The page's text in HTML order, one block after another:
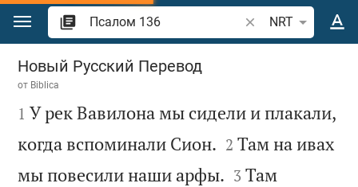
Перейти к содержанию
Поиск по отрывку
NRT
Псалом 136
Новый Русский Перевод
от Biblica

1 У рек Вавилона мы сидели и плакали,
когда вспоминали Сион. 

2 Там на ивах
мы повесили наши арфы. 

3 Там